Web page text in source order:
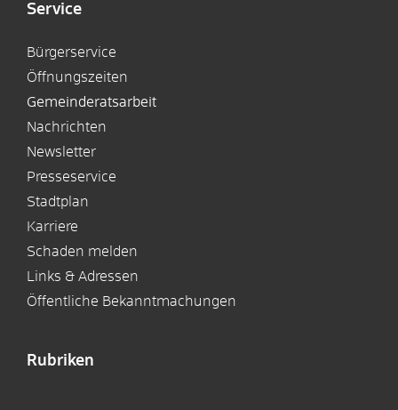
Service
Bürgerservice
Öffnungszeiten
Gemeinderatsarbeit
Nachrichten
Newsletter
Presseservice
Stadtplan
Karriere
Schaden melden
Links & Adressen
Öffentliche Bekanntmachungen
Rubriken